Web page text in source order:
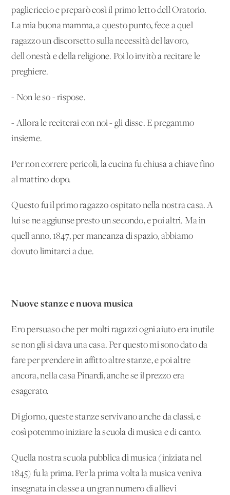
pagliericcio e preparò così il primo letto dell'Oratorio.
La mia buona mamma, a questo punto, fece a quel
ragazzo un discorsetto sulla necessità del lavoro,
dell'onestà e della religione. Poi lo invitò a recitare le
preghiere.
- Non le so - rispose.
- Allora le reciterai con noi - gli disse. E pregammo
insieme.
Per non correre pericoli, la cucina fu chiusa a chiave fino
al mattino dopo.
Questo fu il primo ragazzo ospitato nella nostra casa. A
lui se ne aggiunse presto un secondo, e poi altri. Ma in
quell'anno, 1847, per mancanza di spazio, abbiamo
dovuto limitarci a due.
Nuove stanze e nuova musica
Ero persuaso che per molti ragazzi ogni aiuto era inutile
se non gli si dava una casa. Per questo mi sono dato da
fare per prendere in affitto altre stanze, e poi altre
ancora, nella casa Pinardi, anche se il prezzo era
esagerato.
Di giorno, queste stanze servivano anche da classi, e
così potemmo iniziare la scuola di musica e di canto.
Quella nostra scuola pubblica di musica (iniziata nel
1845) fu la prima. Per la prima volta la musica veniva
insegnata in classe a un gran numero di allievi